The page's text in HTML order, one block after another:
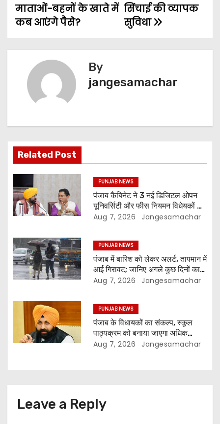
सिंचाई की व्यापक
सुविधा
माताओं-बहनों के खाते में
कब आएंगे पैसे?
By
jangesamachar
Related Post
PUNJAB NEWS
पंजाब कैबिनेट ने 3 नई डिजिटल ओपन
यूनिवर्सिटी और फीस नियमन विधेयकों को
दी मंजूरी
Aug 7, 2026 Jangesamachar
PUNJAB NEWS
पंजाब में बारिश को लेकर अलर्ट, तापमान में
आई गिरावट; जानिए अगले कुछ दिनों का
मौसम
Aug 7, 2026 Jangesamachar
PUNJAB NEWS
पंजाब के विधायकों का संकल्प, स्कूल
पाठ्यक्रम को बनाया जाएगा अधिक
प्रासंगिक और आधुनिक
Aug 7, 2026 Jangesamachar
Leave a Reply